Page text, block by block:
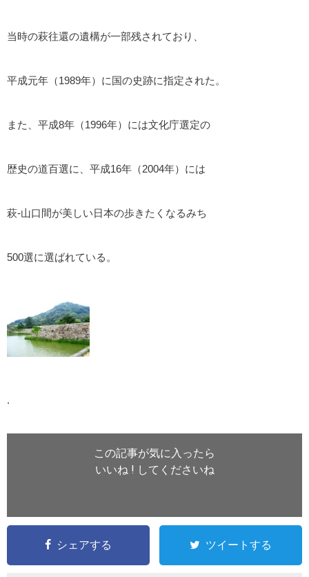
当時の萩往還の遺構が一部残されており、
平成元年（1989年）に国の史跡に指定された。
また、平成8年（1996年）には文化庁選定の
歴史の道百選に、平成16年（2004年）には
萩-山口間が美しい日本の歩きたくなるみち
500選に選ばれている。
.
この記事が気に入ったら
いいね ! してくださいね
シェアする ツイートする